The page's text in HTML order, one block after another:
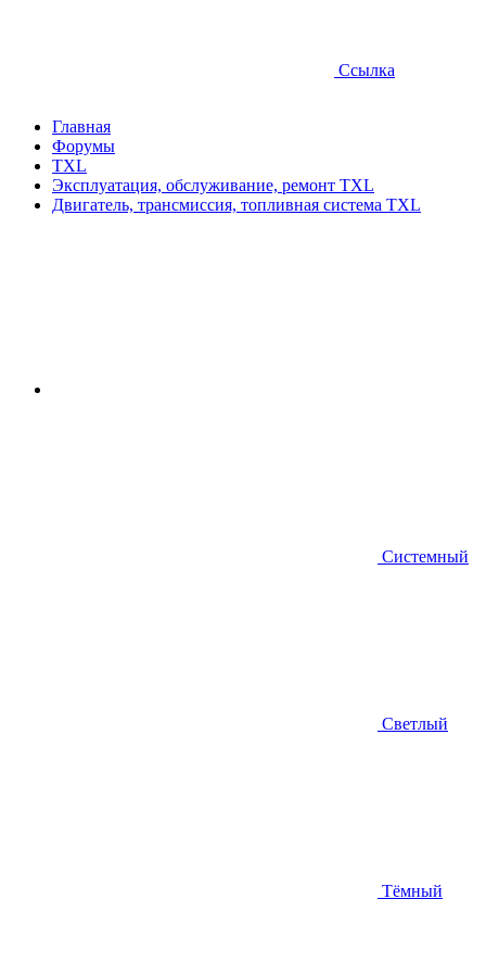
Ссылка
Главная
Форумы
TXL
Эксплуатация, обслуживание, ремонт TXL
Двигатель, трансмиссия, топливная система TXL
Системный
Светлый
Тёмный